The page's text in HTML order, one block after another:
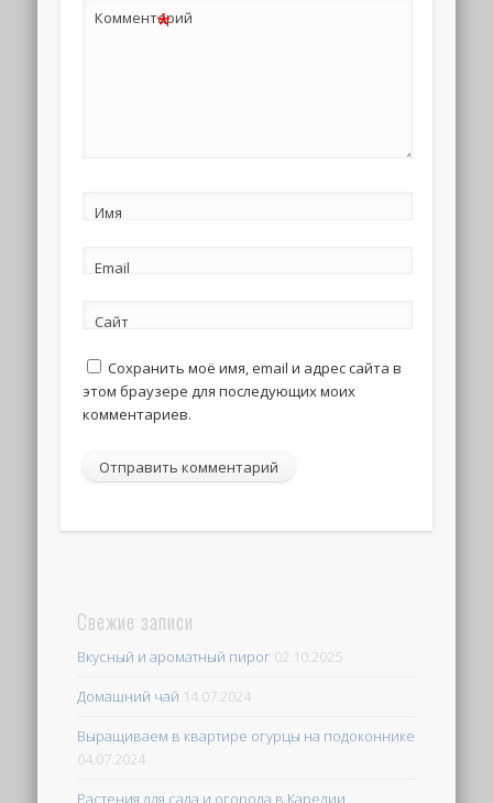
Комментарий
*
Имя
Email
Сайт
Сохранить моё имя, email и адрес сайта в
этом браузере для последующих моих
комментариев.
Свежие записи
Вкусный и ароматный пирог 02.10.2025
Домашний чай 14.07.2024
Выращиваем в квартире огурцы на подоконнике
04.07.2024
Растения для сада и огорода в Карелии